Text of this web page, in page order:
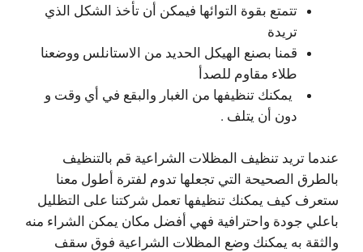
تتمتع بقوة التوائها فيمكن أن تأخذ الشكل الذي
تريدة
قمنا بصنع الهيكل الحديد من الاستانلس ووضعنا
طلاء مقاوم للصدأ
يمكنك تنظيفها من الغبار والبقع في أي وقت و
دون أن يتلف .
عندما تريد تنظيف المظلات الشراعية قم بالتنظيف
بالطرق الصحيحة التي تجعلها تدوم لفترة أطول معنا
ستعرف كيف يمكنك تنظيفها تعمل شركتنا على التظليل
باعلي جودة واحترافية فهي أفضل مكان يمكن الشراء منه
والثقة به يمكنك وضع المظلات الشراعية فوق سقف